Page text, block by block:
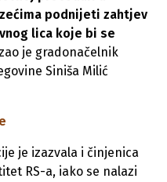
podnijeti zahtjev
lica koje bi se
je gradonačelnik
Siniša Milić
je izazvala i činjenica
RS-a, iako se nalazi